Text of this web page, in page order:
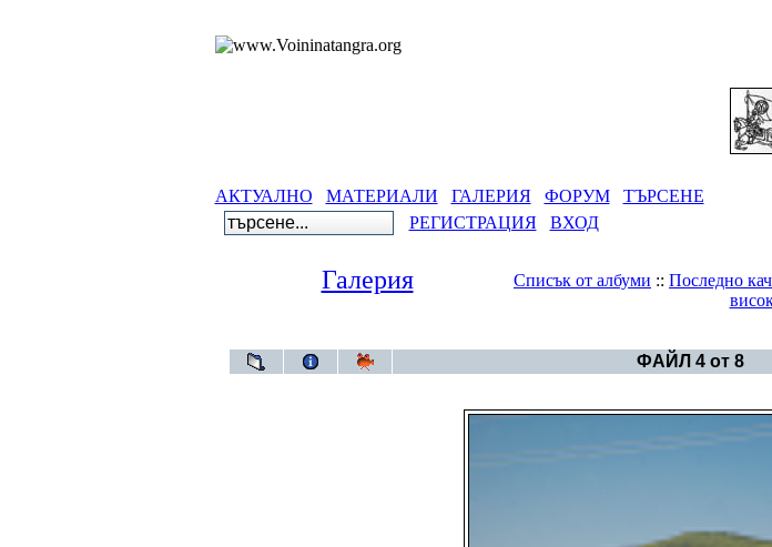
АКТУАЛНО МАТЕРИАЛИ ГАЛЕРИЯ ФОРУМ
ТЪРСЕНЕ
РЕГИСТРАЦИЯ
ВХОД
Галерия Списък от албуми :: Последно
ФАЙЛ 4 от 8